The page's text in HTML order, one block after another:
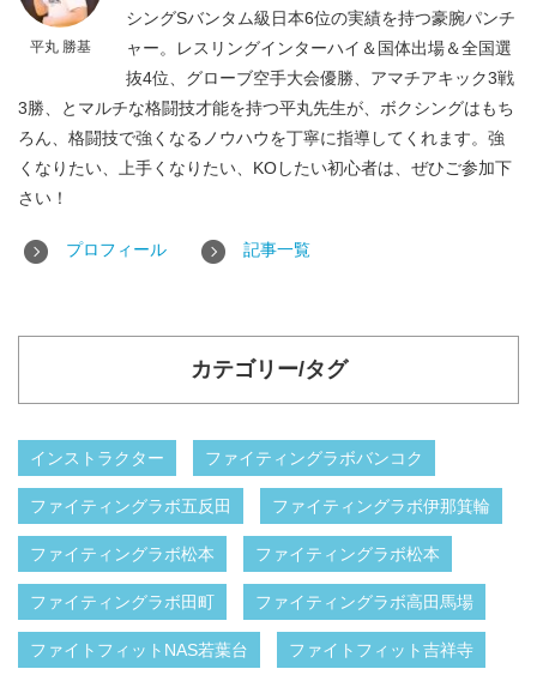
平丸 勝基
シングSバンタム級日本6位の実績を持つ豪腕パンチ
ャー。レスリングインターハイ＆国体出場＆全国選
抜4位、グローブ空手大会優勝、アマチアキック3戦
3勝、とマルチな格闘技才能を持つ平丸先生が、ボクシングはもち
ろん、格闘技で強くなるノウハウを丁寧に指導してくれます。強
くなりたい、上手くなりたい、KOしたい初心者は、ぜひご参加下
さい！
プロフィール 記事一覧
カテゴリー/タグ
インストラクター ファイティングラボバンコク
ファイティングラボ五反田 ファイティングラボ伊那箕輪
ファイティングラボ松本 ファイティングラボ松本
ファイティングラボ田町 ファイティングラボ高田馬場
ファイトフィットNAS若葉台 ファイトフィット吉祥寺